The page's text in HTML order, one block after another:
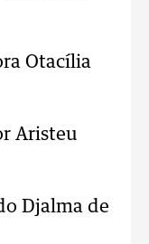
Otacília
Aristeu
Djalma de